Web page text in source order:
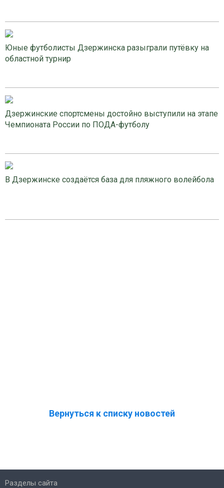
Юные футболисты Дзержинска разыграли путёвку на
областной турнир
Дзержинские спортсмены достойно выступили на этапе
Чемпионата России по ПОДА-футболу
В Дзержинске создаётся база для пляжного волейбола
Вернуться к списку новостей
Разделы сайта